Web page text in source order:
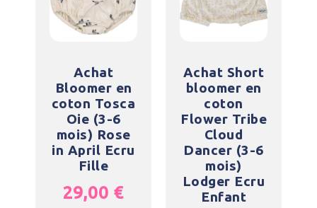
Achat
Bloomer en
coton Tosca
Oie (3-6
mois) Rose
in April Ecru
Fille
29,00 €
Achat Short
bloomer en
coton
Flower Tribe
Cloud
Dancer (3-6
mois)
Lodger Ecru
Enfant